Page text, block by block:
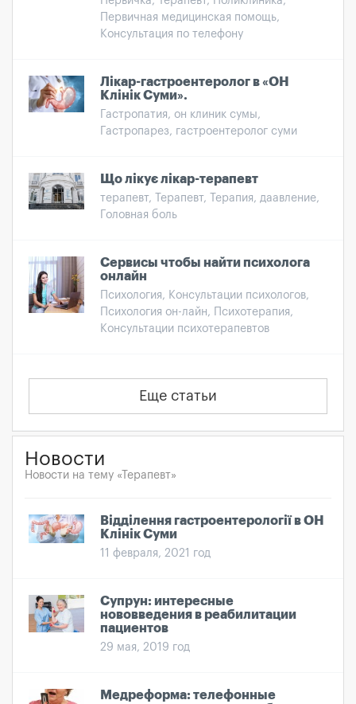
Первичная медицинская помощь,
Консультация по телефону
Лікар-гастроентеролог в «ОН
Клінік Суми».
Гастропатия, он клиник сумы,
Гастропарез, гастроентеролог суми
Що лікує лікар-терапевт
терапевт, Терапевт, Терапия, даавление,
Головная боль
Сервисы чтобы найти психолога
онлайн
Психология, Консультации психологов,
Психология он-лайн, Психотерапия,
Консультации психотерапевтов
Еще статьи
Новости
Новости на тему «Терапевт»
Відділення гастроентерології в ОН
Клінік Суми
11 февраля, 2021 год
Супрун: интересные
нововведения в реабилитации
пациентов
29 мая, 2019 год
Медреформа: телефонные